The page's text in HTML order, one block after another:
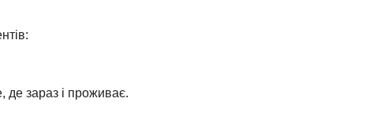
де зараз і проживає.